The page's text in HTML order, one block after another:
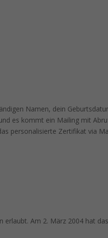
Namen, dein
es kommt ein Mailing mit
personalisierte Zertifikat via
erlaubt. Am 2. März 2004 hat das